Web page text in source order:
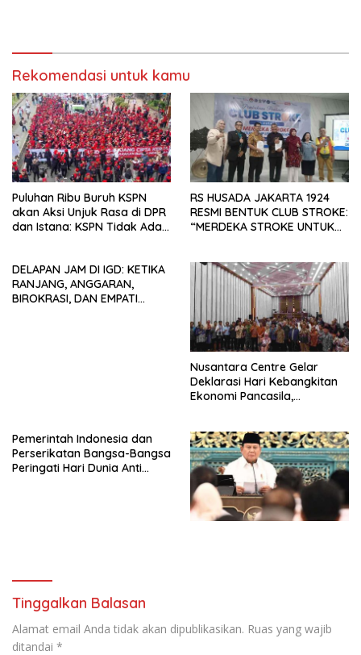
Rekomendasi untuk kamu
Puluhan Ribu Buruh KSPN
akan Aksi Unjuk Rasa di DPR
dan Istana: KSPN Tidak Ada
Siapapun
RS HUSADA JAKARTA 1924
RESMI BENTUK CLUB STROKE:
“MERDEKA STROKE UNTUK
DELAPAN JAM DI IGD: KETIKA
RANJANG, ANGGARAN,
BIROKRASI, DAN EMPATI
Nusantara Centre Gelar
Deklarasi Hari Kebangkitan
Ekonomi Pancasila,
Penjajahan (Pergolakan
Ekonomi Politik Indonesia) &
Simposium Nasional “Urgensi
Undang-Undang
Perekonomian Nasional dan
Kesejahteraan Sosial dalam
Pemerintah Indonesia dan
Perserikatan Bangsa-Bangsa
Peringati Hari Dunia Anti
Tinggalkan Balasan
Alamat email Anda tidak akan dipublikasikan. Ruas yang wajib
ditandai *